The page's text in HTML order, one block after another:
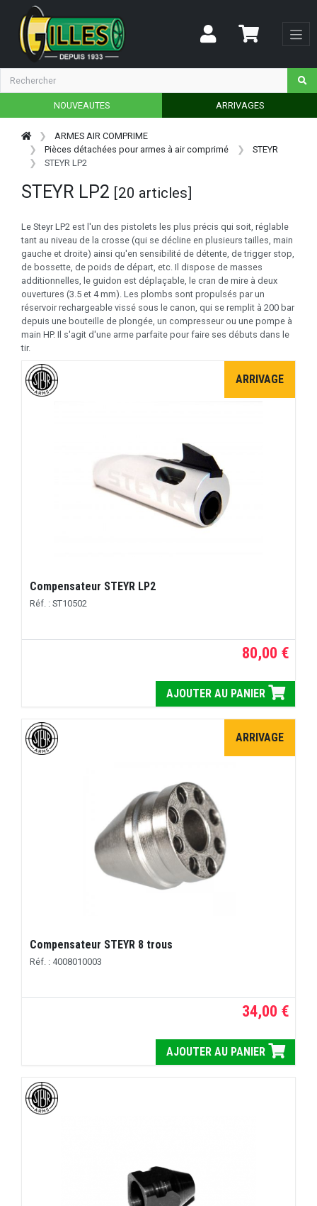
NOUVEAUTES ARRIVAGES
ARMES AIR COMPRIME
Pièces détachées pour armes à air comprimé
STEYR
STEYR LP2
STEYR LP2 [20 articles]
Le Steyr LP2 est l'un des pistolets les plus précis qui soit, réglable
tant au niveau de la crosse (qui se décline en plusieurs tailles, main
gauche et droite) ainsi qu'en sensibilité de détente, de trigger stop,
de bossette, de poids de départ, etc. Il dispose de masses
additionnelles, le guidon est déplaçable, le cran de mire à deux
ouvertures (3.5 et 4 mm). Les plombs sont propulsés par un
réservoir rechargeable vissé sous le canon, qui se remplit à 200 bar
depuis une bouteille de plongée, un compresseur ou une pompe à
main HP. Il s'agit d'une arme parfaite pour faire ses débuts dans le
tir.
ARRIVAGE
Compensateur STEYR LP2
Réf. : ST10502
80,00 €
AJOUTER AU PANIER
ARRIVAGE
Compensateur STEYR 8 trous
Réf. : 4008010003
34,00 €
AJOUTER AU PANIER